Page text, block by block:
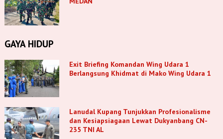
GAYA HIDUP
Exit Briefing Komandan Wing Udara 1
Berlangsung Khidmat di Mako Wing Udara 1
Lanudal Kupang Tunjukkan Profesionalisme
dan Kesiapsiagaan Lewat Dukyanbang CN-
235 TNI AL